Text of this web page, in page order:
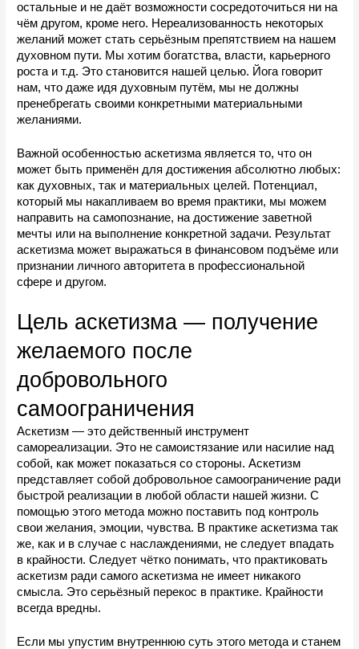
остальные и не даёт возможности сосредоточиться ни на
чём другом, кроме него. Нереализованность некоторых
желаний может стать серьёзным препятствием на нашем
духовном пути. Мы хотим богатства, власти, карьерного
роста и т.д. Это становится нашей целью. Йога говорит
нам, что даже идя духовным путём, мы не должны
пренебрегать своими конкретными материальными
желаниями.
Важной особенностью аскетизма является то, что он
может быть применён для достижения абсолютно любых:
как духовных, так и материальных целей. Потенциал,
который мы накапливаем во время практики, мы можем
направить на самопознание, на достижение заветной
мечты или на выполнение конкретной задачи. Результат
аскетизма может выражаться в финансовом подъёме или
признании личного авторитета в профессиональной
сфере и другом.
Цель аскетизма — получение
желаемого после
добровольного
самоограничения
Аскетизм — это действенный инструмент
самореализации. Это не самоистязание или насилие над
собой, как может показаться со стороны. Аскетизм
представляет собой добровольное самоограничение ради
быстрой реализации в любой области нашей жизни. С
помощью этого метода можно поставить под контроль
свои желания, эмоции, чувства. В практике аскетизма так
же, как и в случае с наслаждениями, не следует впадать
в крайности. Следует чётко понимать, что практиковать
аскетизм ради самого аскетизма не имеет никакого
смысла. Это серьёзный перекос в практике. Крайности
всегда вредны.
Если мы упустим внутреннюю суть этого метода и станем